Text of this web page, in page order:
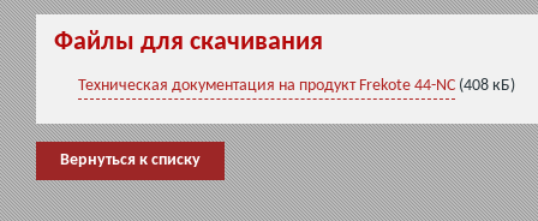
Файлы для скачивания
Техническая документация на продукт Frekote 44-NC (408 кБ)
Вернуться к списку